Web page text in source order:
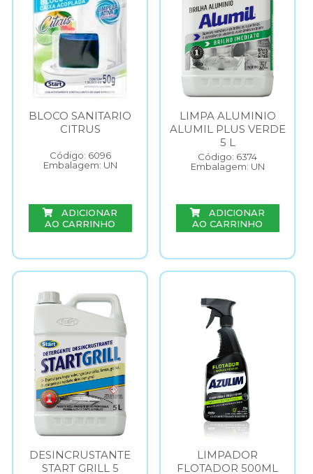
BLOCO SANITARIO
CITRUS
Código: 6096
Embalagem: UN
ADICIONAR
AO CARRINHO
LIMPA ALUMINIO
ALUMIL PLUS VERDE
5 L
Código: 6374
Embalagem: UN
ADICIONAR
AO CARRINHO
DESINCRUSTANTE
START GRILL 5
LIMPADOR
FLOTADOR 500ML